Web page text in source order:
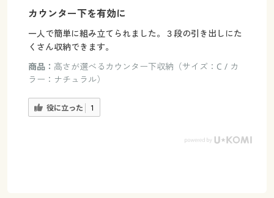
カウンター下を有効に
一人で簡単に組み立てられました。３段の引き出しにた
くさん収納できます。
商品： 高さが選べるカウンター下収納（サイズ：C / カ
ラー：ナチュラル）
役に立った 1